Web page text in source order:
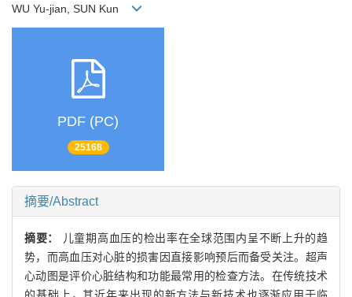
WU Yu-jian, SUN Kun
PDF (PC)
25168
摘要/Abstract
摘要：
儿童期高血压的检出率在全球范围内呈不断上升的趋
势，而高血压对心脏的损害因直接影响预后而备受关注。超声
心动图是评价心脏结构和功能最常用的检查方法。在传统技术
的基础上，其近年来出现的新方法与新技术也逐渐应用于临